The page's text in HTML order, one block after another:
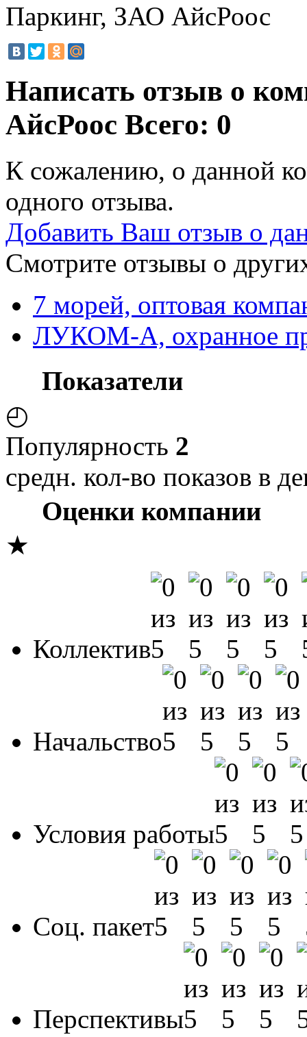
Паркинг, ЗАО АйсРоос
Написать отзыв о
АйсРоос Всего: 0
К сожалению, о данной
одного отзыва.
Добавить Ваш отзыв о
Смотрите отзывы о
7 морей, оптовая
ЛУКОМ-А, охранное
Показатели
◴
Популярность 2
средн. кол-во показов в
Оценки компании
★
Коллектив
Начальство
Условия работы
Соц. пакет
Перспективы